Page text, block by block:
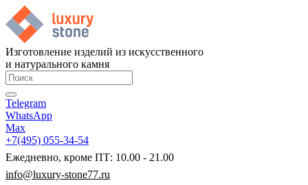
Изготовление изделий из искусственного
и натурального камня
Telegram
WhatsApp
Max
+7(495) 055-34-54
Ежедневно, кроме ПТ: 10.00 - 21.00
info@luxury-stone77.ru